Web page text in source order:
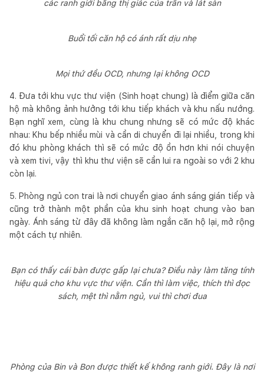
các ranh giới bằng thị giác của trần và lát sàn
Buổi tối căn hộ có ánh rất dịu nhẹ
Mọi thứ đều OCD, nhưng lại không OCD
4. Đưa tới khu vực thư viện (Sinh hoạt chung) là điểm giữa căn
hộ mà không ảnh hưởng tới khu tiếp khách và khu nấu nướng.
Bạn nghĩ xem, cùng là khu chung nhưng sẽ có mức độ khác
nhau: Khu bếp nhiều mùi và cần di chuyển đi lại nhiều, trong khi
đó khu phòng khách thì sẽ có mức độ ồn hơn khi nói chuyện
và xem tivi, vậy thì khu thư viện sẽ cần lui ra ngoài so với 2 khu
còn lại.
5. Phòng ngủ con trai là nơi chuyển giao ánh sáng gián tiếp và
cũng trở thành một phần của khu sinh hoạt chung vào ban
ngày. Ánh sáng từ đây đã không làm ngắn căn hộ lại, mở rộng
một cách tự nhiên.
Bạn có thấy cái bàn được gấp lại chưa? Điều này làm tăng tính
hiệu quả cho khu vực thư viện. Cần thì làm việc, thích thì đọc
sách, mệt thì nằm ngủ, vui thì chơi đua
Phòng của Bin và Bon được thiết kế không ranh giới. Đây là nơi